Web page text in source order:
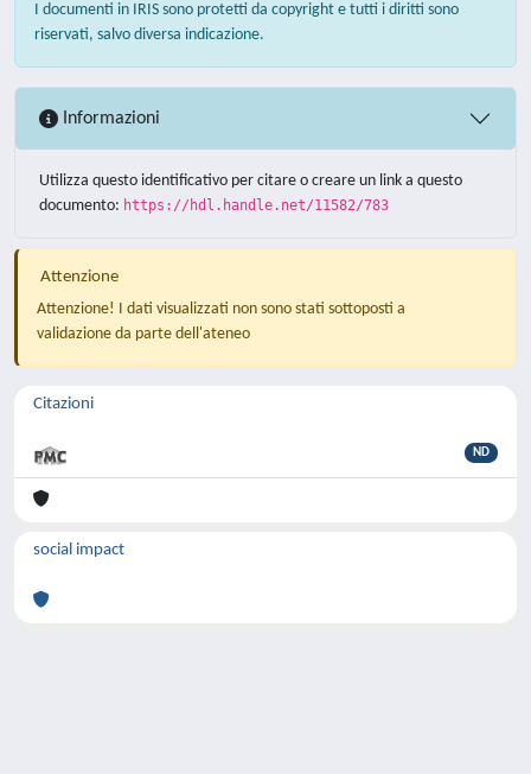
I documenti in IRIS sono protetti da copyright e tutti i diritti sono
riservati, salvo diversa indicazione.
Informazioni
Utilizza questo identificativo per citare o creare un link a questo
documento: https://hdl.handle.net/11582/783
Attenzione
Attenzione! I dati visualizzati non sono stati sottoposti a
validazione da parte dell'ateneo
Citazioni
ND
social impact